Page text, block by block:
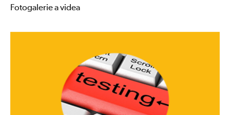
Fotogalerie a videa